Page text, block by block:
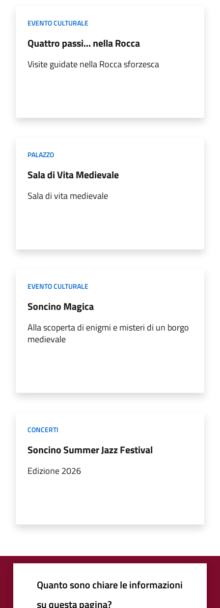
EVENTO CULTURALE
Quattro passi... nella Rocca
Visite guidate nella Rocca sforzesca
PALAZZO
Sala di Vita Medievale
Sala di vita medievale
EVENTO CULTURALE
Soncino Magica
Alla scoperta di enigmi e misteri di un borgo
medievale
CONCERTI
Soncino Summer Jazz Festival
Edizione 2026
Quanto sono chiare le informazioni
su questa pagina?